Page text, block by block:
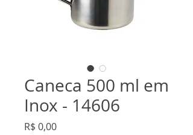
Caneca 500 ml em
Inox - 14606
R$ 0,00Preço